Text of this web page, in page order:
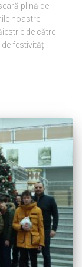
plină de
noastre.
de către
festivități.